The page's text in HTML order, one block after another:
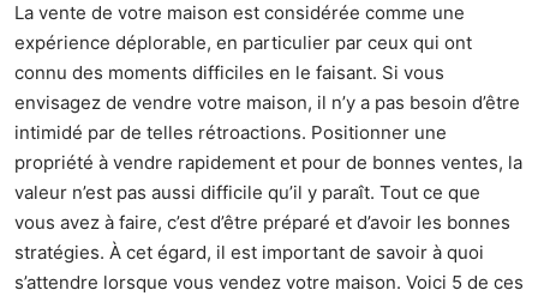
La vente de votre maison est considérée comme une
expérience déplorable, en particulier par ceux qui ont
connu des moments difficiles en le faisant. Si vous
envisagez de vendre votre maison, il n’y a pas besoin d’être
intimidé par de telles rétroactions. Positionner une
propriété à vendre rapidement et pour de bonnes ventes, la
valeur n’est pas aussi difficile qu’il y paraît. Tout ce que
vous avez à faire, c’est d’être préparé et d’avoir les bonnes
stratégies. À cet égard, il est important de savoir à quoi
s’attendre lorsque vous vendez votre maison. Voici 5 de ces